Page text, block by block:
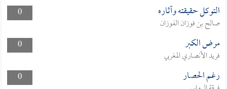
0
التوكل حقيقته وآثاره
صالح بن فوزان الفوزان
0
مرض الكبر
فريد الأنصاري المغربي
0
رغم الحصار